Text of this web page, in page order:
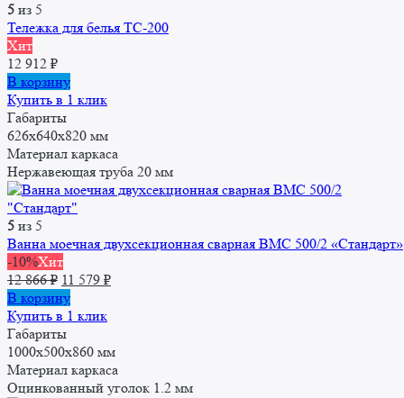
5 из 5
Тележка для белья ТС-200
Хит
12 912 ₽
В корзину
Купить в 1 клик
Габариты
626х640х820 мм
Материал каркаса
Нержавеющая труба 20 мм
5 из 5
Ванна моечная двухсекционная сварная ВМС 500/2 «Стандарт»
-10%Хит
12 866₽ Первоначальная
цена
составляла
12
866 ₽.
11 579 ₽Текущая
В корзину
Купить в 1 клик
Габариты
1000х500х860 мм
Материал каркаса
Оцинкованный уголок 1.2 мм